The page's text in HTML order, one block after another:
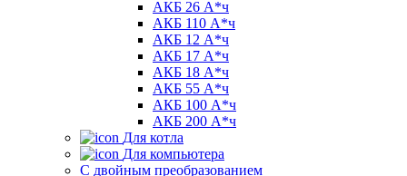
АКБ 26 А*ч
АКБ 110 А*ч
АКБ 12 А*ч
АКБ 17 А*ч
АКБ 18 А*ч
АКБ 55 А*ч
АКБ 100 А*ч
АКБ 200 А*ч
Для котла
Для компьютера
C двойным преобразованием